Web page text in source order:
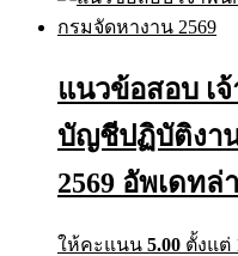
แนวข้อสอบ เ
บัญชีปฏิบัติงา
2569 อัพเดท
ให้คะแนน 5.00 ตั้งแต่